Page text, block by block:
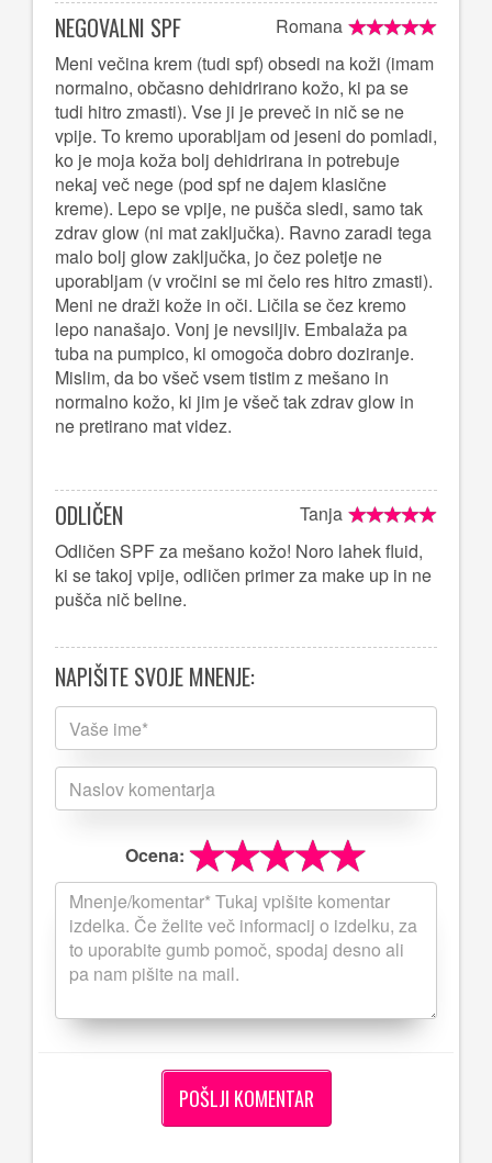
Romana
NEGOVALNI SPF
Meni večina krem (tudi spf) obsedi na koži (imam
normalno, občasno dehidrirano kožo, ki pa se
tudi hitro zmasti). Vse ji je preveč in nič se ne
vpije. To kremo uporabljam od jeseni do pomladi,
ko je moja koža bolj dehidrirana in potrebuje
nekaj več nege (pod spf ne dajem klasične
kreme). Lepo se vpije, ne pušča sledi, samo tak
zdrav glow (ni mat zaključka). Ravno zaradi tega
malo bolj glow zaključka, jo čez poletje ne
uporabljam (v vročini se mi čelo res hitro zmasti).
Meni ne draži kože in oči. Ličila se čez kremo
lepo nanašajo. Vonj je nevsiljiv. Embalaža pa
tuba na pumpico, ki omogoča dobro doziranje.
Mislim, da bo všeč vsem tistim z mešano in
normalno kožo, ki jim je všeč tak zdrav glow in
ne pretirano mat videz.
Tanja
ODLIČEN
Odličen SPF za mešano kožo! Noro lahek fluid,
ki se takoj vpije, odličen primer za make up in ne
pušča nič beline.
NAPIŠITE SVOJE MNENJE:
Ocena: